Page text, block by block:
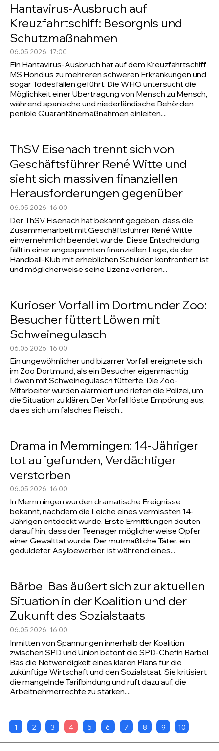
Hantavirus-Ausbruch auf
Kreuzfahrtschiff: Besorgnis und
Schutzmaßnahmen
06.05.2026, 17:00
Ein Hantavirus-Ausbruch hat auf dem Kreuzfahrtschiff
MS Hondius zu mehreren schweren Erkrankungen und
sogar Todesfällen geführt. Die WHO untersucht die
Möglichkeit einer Übertragung von Mensch zu Mensch,
während spanische und niederländische Behörden
penible Quarantänemaßnahmen einleiten....
ThSV Eisenach trennt sich von
Geschäftsführer René Witte und
sieht sich massiven finanziellen
Herausforderungen gegenüber
06.05.2026, 16:00
Der ThSV Eisenach hat bekannt gegeben, dass die
Zusammenarbeit mit Geschäftsführer René Witte
einvernehmlich beendet wurde. Diese Entscheidung
fällt in einer angespannten finanziellen Lage, da der
Handball-Klub mit erheblichen Schulden konfrontiert ist
und möglicherweise seine Lizenz verlieren...
Kurioser Vorfall im Dortmunder Zoo:
Besucher füttert Löwen mit
Schweinegulasch
06.05.2026, 16:00
Ein ungewöhnlicher und bizarrer Vorfall ereignete sich
im Zoo Dortmund, als ein Besucher eigenmächtig
Löwen mit Schweinegulasch fütterte. Die Zoo-
Mitarbeiter wurden alarmiert und riefen die Polizei, um
die Situation zu klären. Der Vorfall löste Empörung aus,
da es sich um falsches Fleisch...
Drama in Memmingen: 14-Jähriger
tot aufgefunden, Verdächtiger
verstorben
06.05.2026, 16:00
In Memmingen wurden dramatische Ereignisse
bekannt, nachdem die Leiche eines vermissten 14-
Jährigen entdeckt wurde. Erste Ermittlungen deuten
darauf hin, dass der Teenager möglicherweise Opfer
einer Gewalttat wurde. Der mutmaßliche Täter, ein
geduldeter Asylbewerber, ist während eines...
Bärbel Bas äußert sich zur aktuellen
Situation in der Koalition und der
Zukunft des Sozialstaats
06.05.2026, 16:00
Inmitten von Spannungen innerhalb der Koalition
zwischen SPD und Union betont die SPD-Chefin Bärbel
Bas die Notwendigkeit eines klaren Plans für die
zukünftige Wirtschaft und den Sozialstaat. Sie kritisiert
die mangelnde Tarifbindung und ruft dazu auf, die
Arbeitnehmerrechte zu stärken....
1 2 3 4 5 6 7 8 9 10